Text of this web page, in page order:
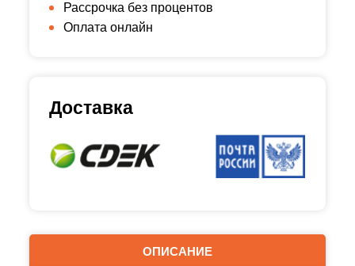
ОПИСАНИЕ
Рассрочка без процентов
Оплата онлайн
Доставка